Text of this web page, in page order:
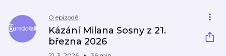
O epizodě
Kázání Milana Sosny z 21.
března 2026